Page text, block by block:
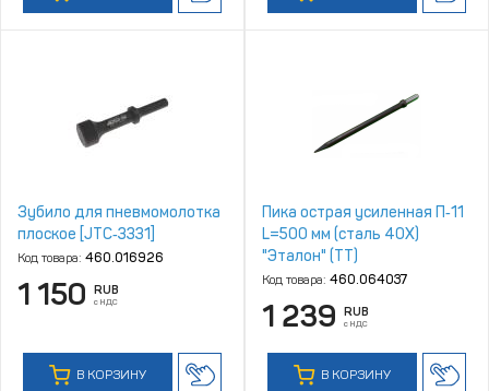
Зубило для пневмомолотка
плоское [JTC‑3331]
Код товара: 460.016926
1 150 RUB
с НДС
В КОРЗИНУ
Пика острая усиленная П‑11
L=500 мм (сталь 40Х)
"Эталон" (ТТ)
Код товара: 460.064037
1 239 RUB
с НДС
В КОРЗИНУ